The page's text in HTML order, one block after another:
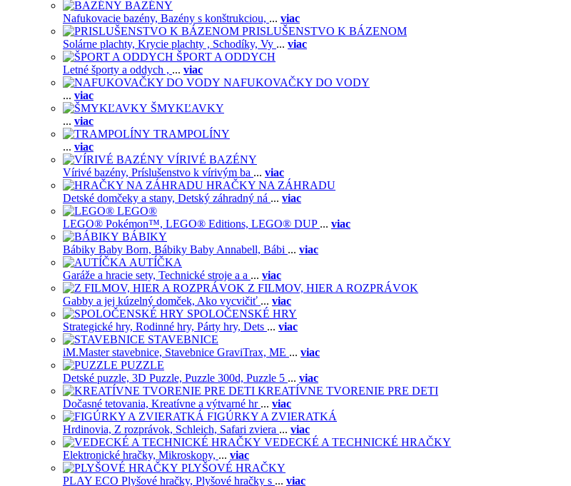
BAZÉNY
Nafukovacie bazény, Bazény s konštrukciou, ... viac
PRISLUŠENSTVO K BÁZENOM
Solárne plachty, Krycie plachty , Schodíky, Vy ... viac
ŠPORT A ODDYCH
Letné športy a oddych , ... viac
NAFUKOVAČKY DO VODY
... viac
ŠMYKĽAVKY
... viac
TRAMPOLÍNY
... viac
VÍRIVÉ BAZÉNY
Vírivé bazény, Príslušenstvo k vírivým ba ... viac
HRAČKY NA ZÁHRADU
Detské domčeky a stany, Detský záhradný ná ... viac
LEGO®
LEGO® Pokémon™, LEGO® Editions, LEGO® DUP ... viac
BÁBIKY
Bábiky Baby Born, Bábiky Baby Annabell, Bábi ... viac
AUTÍČKA
Garáže a hracie sety, Technické stroje a a ... viac
Z FILMOV, HIER A ROZPRÁVOK
Gabby a jej kúzelný domček, Ako vycvičiť ... viac
SPOLOČENSKÉ HRY
Strategické hry, Rodinné hry, Párty hry, Dets ... viac
STAVEBNICE
iM.Master stavebnice, Stavebnice GraviTrax, ME ... viac
PUZZLE
Detské puzzle, 3D Puzzle, Puzzle 300d, Puzzle 5 ... viac
KREATÍVNE TVORENIE PRE DETI
Dočasné tetovania, Kreatívne a výtvarné hr ... viac
FIGÚRKY A ZVIERATKÁ
Hrdinovia, Z rozprávok, Schleich, Safari zviera ... viac
VEDECKÉ A TECHNICKÉ HRAČKY
Elektronické hračky, Mikroskopy, ... viac
PLYŠOVÉ HRAČKY
PLAY ECO Plyšové hračky, Plyšové hračky s ... viac